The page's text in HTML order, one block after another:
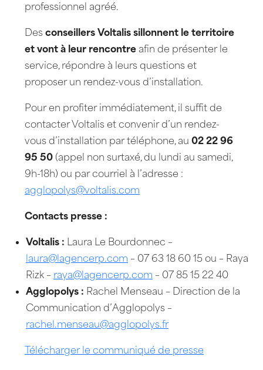
professionnel agréé.
Des conseillers Voltalis sillonnent le territoire
et vont à leur rencontre afin de présenter le
service, répondre à leurs questions et
proposer un rendez-vous d’installation.
Pour en profiter immédiatement, il suffit de
contacter Voltalis et convenir d’un rendez-
vous d’installation par téléphone, au 02 22 96
95 50 (appel non surtaxé, du lundi au samedi,
9h-18h) ou par courriel à l’adresse :
agglopolys@voltalis.com
Contacts presse :
Voltalis : Laura Le Bourdonnec –
laura@lagencerp.com – 07 63 18 60 15 ou – Raya
Rizk – raya@lagencerp.com – 07 85 15 22 40
Agglopolys : Rachel Menseau – Direction de la
Communication d’Agglopolys –
rachel.menseau@agglopolys.fr
Télécharger le communiqué de presse